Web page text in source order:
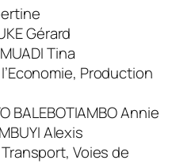
Gérard
Tina
Production
BALEBOTIAMBO Annie
Alexis
Voies de